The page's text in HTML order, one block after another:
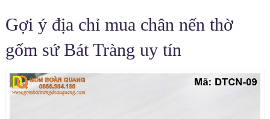
Gợi ý địa chỉ mua chân nến thờ
gốm sứ Bát Tràng uy tín